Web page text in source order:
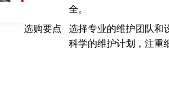
全。
选购要点
选择专业的维护团队和
科学的维护计划，注重